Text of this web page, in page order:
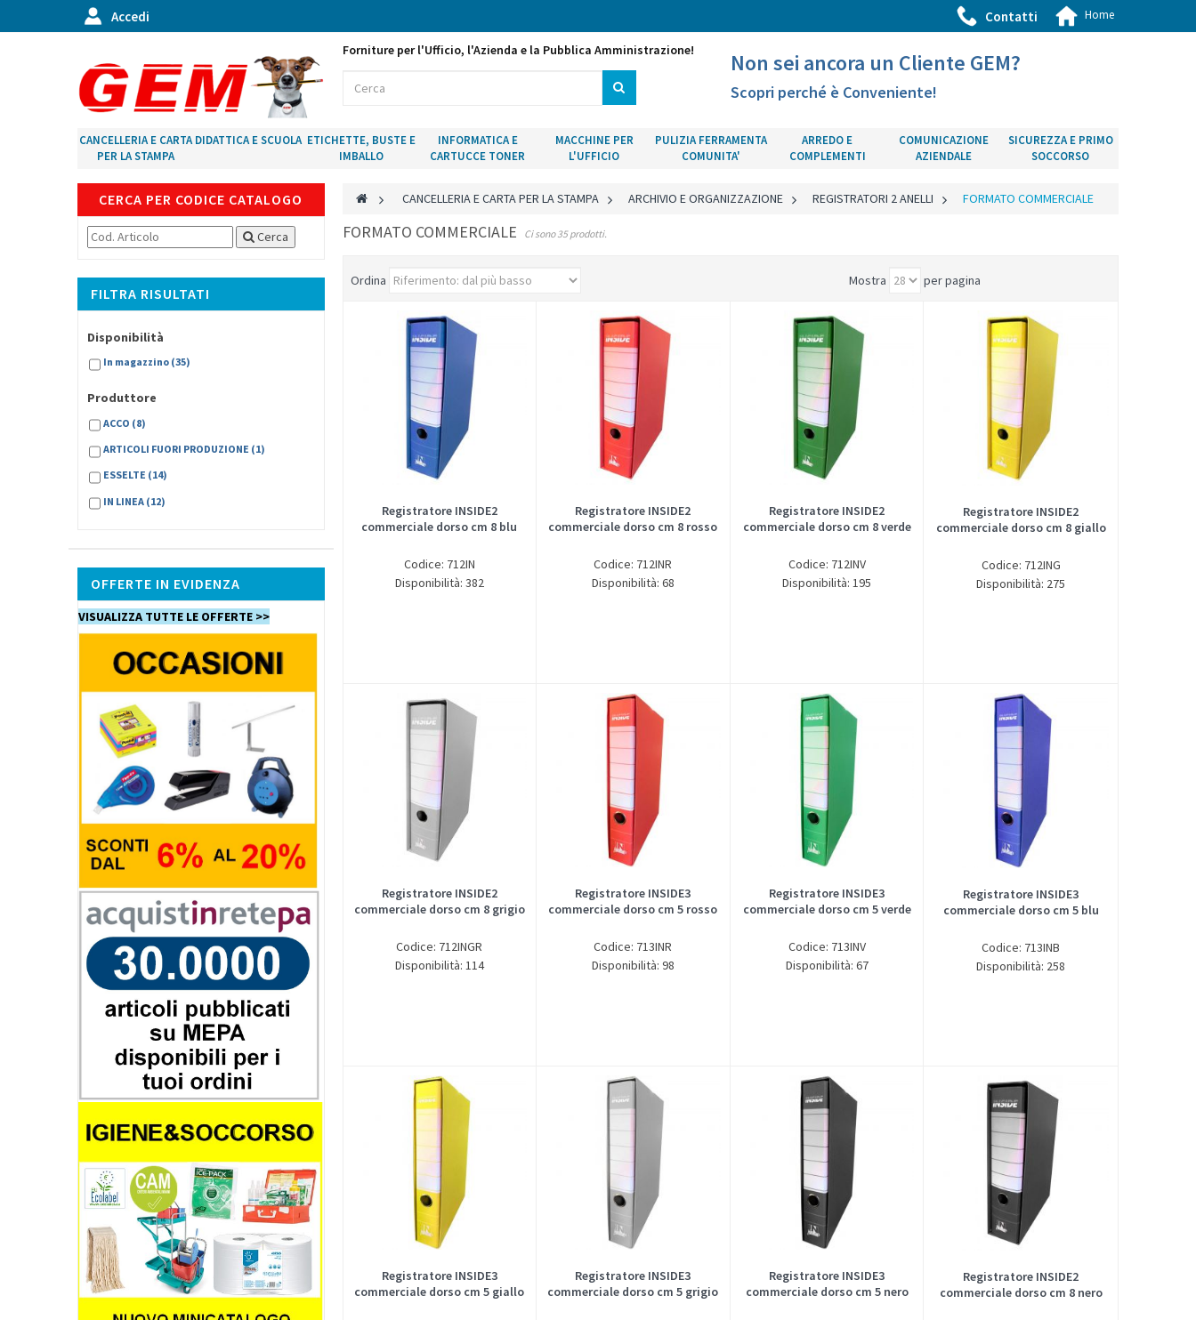
Accedi Contatti Home
Forniture per l'Ufficio, l'Azienda e la Pubblica Amministrazione! Non sei ancora un Cliente GEM?
Scopri perché è Conveniente!
CANCELLERIA E CARTA
PER LA STAMPA
DIDATTICA E SCUOLA ETICHETTE, BUSTE E
IMBALLO
INFORMATICA E
CARTUCCE TONER
MACCHINE PER
L'UFFICIO
PULIZIA FERRAMENTA
COMUNITA'
ARREDO E
COMPLEMENTI
COMUNICAZIONE
AZIENDALE
SICUREZZA E PRIMO
SOCCORSO
CERCA PER CODICE CATALOGO
Cerca
FILTRA RISULTATI
Disponibilità
In magazzino (35)
Produttore
ACCO (8)
ARTICOLI FUORI PRODUZIONE (1)
ESSELTE (14)
IN LINEA (12)
OFFERTE IN EVIDENZA
VISUALIZZA TUTTE LE OFFERTE >>
> CANCELLERIA E CARTA PER LA STAMPA > ARCHIVIO E ORGANIZZAZIONE > REGISTRATORI 2 ANELLI > FORMATO COMMERCIALE
FORMATO COMMERCIALE Ci sono 35 prodotti.
Ordina Mostra per pagina
Registratore INSIDE2
commerciale dorso cm 8 blu
Codice: 712IN
Disponibilità: 382
Registratore INSIDE2
commerciale dorso cm 8 rosso
Codice: 712INR
Disponibilità: 68
Registratore INSIDE2
commerciale dorso cm 8 verde
Codice: 712INV
Disponibilità: 195
Registratore INSIDE2
commerciale dorso cm 8 giallo
Codice: 712ING
Disponibilità: 275
Registratore INSIDE2
commerciale dorso cm 8 grigio
Codice: 712INGR
Disponibilità: 114
Registratore INSIDE3
commerciale dorso cm 5 rosso
Codice: 713INR
Disponibilità: 98
Registratore INSIDE3
commerciale dorso cm 5 verde
Codice: 713INV
Disponibilità: 67
Registratore INSIDE3
commerciale dorso cm 5 blu
Codice: 713INB
Disponibilità: 258
Registratore INSIDE3
commerciale dorso cm 5 giallo
Registratore INSIDE3
commerciale dorso cm 5 grigio
Registratore INSIDE3
commerciale dorso cm 5 nero
Registratore INSIDE2
commerciale dorso cm 8 nero